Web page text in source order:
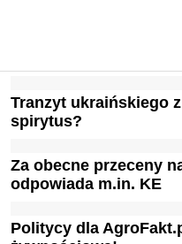
Tranzyt ukraińskiego
spirytus?
Za obecne przeceny
odpowiada m.in. KE
Politycy dla